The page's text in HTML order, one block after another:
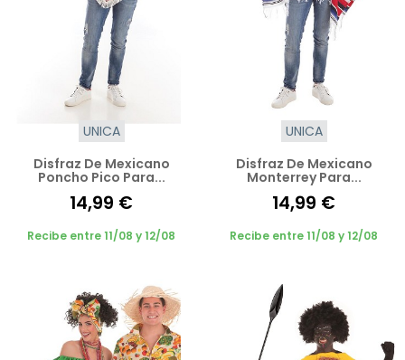
UNICA
Disfraz De Mexicano
Poncho Pico Para...
14,99 €
Recibe entre 11/08 y 12/08
UNICA
Disfraz De Mexicano
Monterrey Para...
14,99 €
Recibe entre 11/08 y 12/08